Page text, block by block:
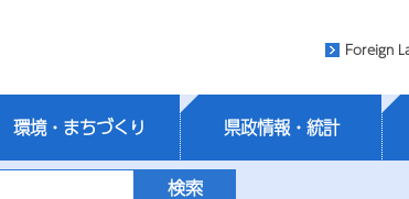
Foreign
環境・まちづくり 県政情報・統計